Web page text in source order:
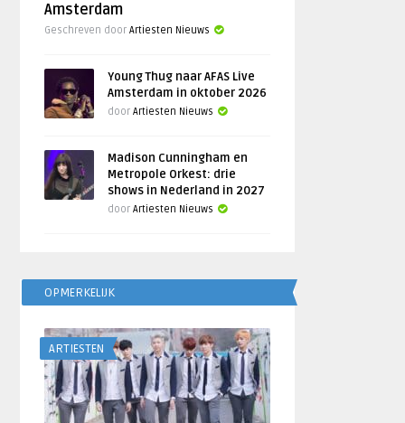
Amsterdam
Geschreven doorArtiesten Nieuws
Young Thug naar AFAS Live
Amsterdam in oktober 2026
doorArtiesten Nieuws
Madison Cunningham en
Metropole Orkest: drie
shows in Nederland in 2027
doorArtiesten Nieuws
OPMERKELIJK
ARTIESTEN